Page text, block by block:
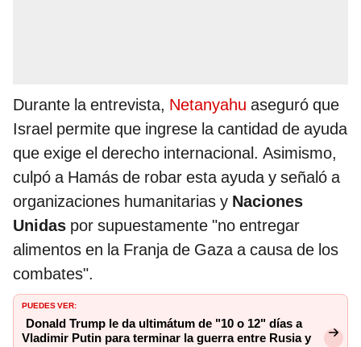
Durante la entrevista, Netanyahu aseguró que
Israel permite que ingrese la cantidad de ayuda
que exige el derecho internacional. Asimismo,
culpó a Hamás de robar esta ayuda y señaló a
organizaciones humanitarias y Naciones
Unidas por supuestamente "no entregar
alimentos en la Franja de Gaza a causa de los
combates".
PUEDES VER:
Donald Trump le da ultimátum de "10 o 12" días a
Vladimir Putin para terminar la guerra entre Rusia y